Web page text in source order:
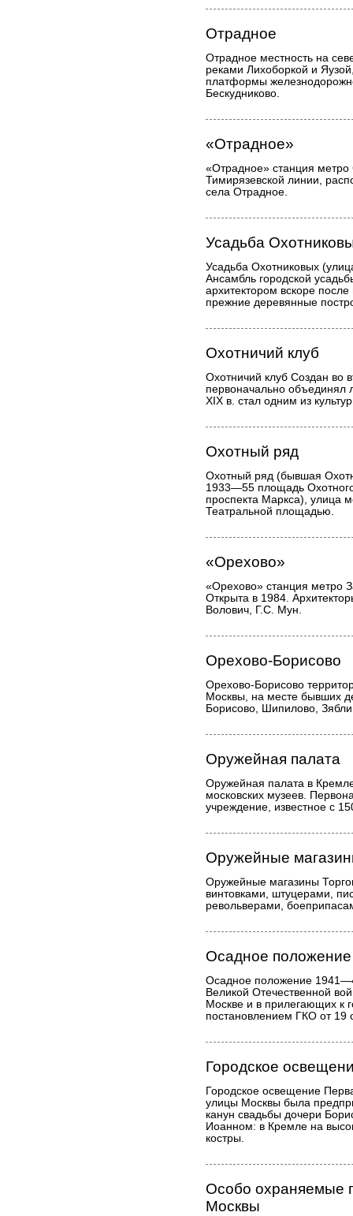
Отрадное
Отрадное местность на
реками Лихоборкой и
платформы
Бескудниково.
«Отрадное»
«Отрадное» станция метро
Тимирязевской линии,
села Отрадное.
Усадьба
Усадьба Охотниковых
Ансамбль городской
архитектором вскоре
прежние деревянные
Охотничий клуб
Охотничий клуб Создан во
первоначально объединял
XIX в. стал одним из
Охотный ряд
Охотный ряд (бывшая
1933—55 площадь
проспекта Маркса),
Театральной площадью.
«Орехово»
«Орехово» станция метро
Открыта в 1984.
Волович, Г.С. Мун.
Орехово-Борисово
Орехово-Борисово
Москвы, на месте бывших
Борисово, Шипилово,
Оружейная палата
Оружейная палата в
московских музеев.
учреждение, известное с
Оружейные
Оружейные магазины
винтовками, штуцерами,
револьверами,
Осадное
Осадное положение
Великой Отечественной
Москве и в прилегающих к
постановлением ГКО от 19
Городское
Городское освещение
улицы Москвы была
канун свадьбы дочери
Иоанном: в Кремле на
костры.
Особо охраняемые
Москвы